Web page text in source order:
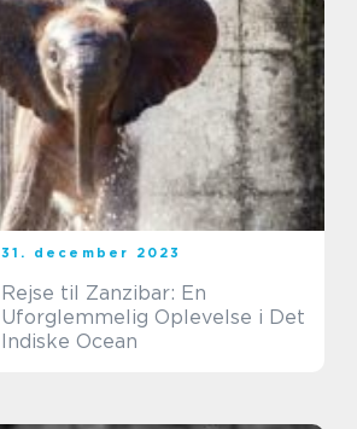
31. december 2023
Rejse til Zanzibar: En
Uforglemmelig Oplevelse i Det
Indiske Ocean